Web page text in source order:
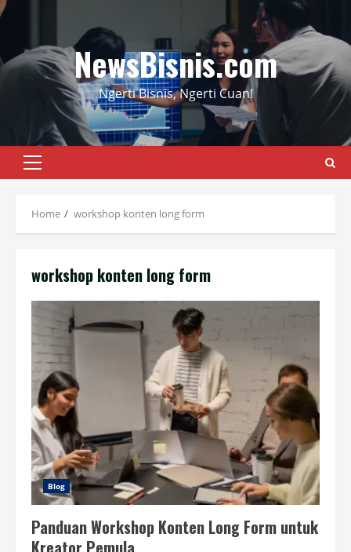
Skip
content
NewsBisnis.com
Ngerti Bisnis, Ngerti Cuan!
Primary
Home workshop konten long form
workshop konten long form
Blog
Panduan Workshop Konten Long Form untuk
Kreator Pemula